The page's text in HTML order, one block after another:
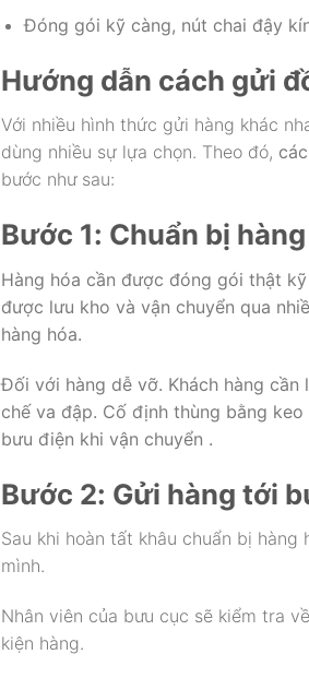
Đóng gói kỹ càng, nút chai đậy
Hướng dẫn cách gửi
Với nhiều hình thức gửi hàng khác
dùng nhiều sự lựa chọn. Theo đó,
bước như sau:
Bước 1: Chuẩn bị
Hàng hóa cần được đóng gói thật
được lưu kho và vận chuyển qua
hàng hóa.
Đối với hàng dễ vỡ. Khách hàng
chế va đập. Cố định thùng bằng
bưu điện khi vận chuyển .
Bước 2: Gửi hàng tới
Sau khi hoàn tất khâu chuẩn bị
mình.
Nhân viên của bưu cục sẽ kiểm tra
kiện hàng.